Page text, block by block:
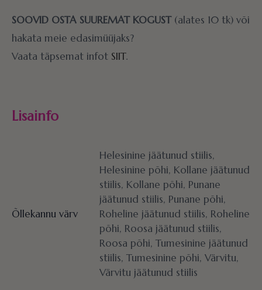
SOOVID OSTA SUUREMAT KOGUST(alates 10 tk) või
hakata meie edasimüüjaks?
Vaata täpsemat infot SIIT.
Lisainfo
Õllekannu värv
Helesinine jäätunud stiilis,
Helesinine põhi, Kollane jäätunud
stiilis, Kollane põhi, Punane
jäätunud stiilis, Punane põhi,
Roheline jäätunud stiilis, Roheline
põhi, Roosa jäätunud stiilis,
Roosa põhi, Tumesinine jäätunud
stiilis, Tumesinine põhi, Värvitu,
Värvitu jäätunud stiilis